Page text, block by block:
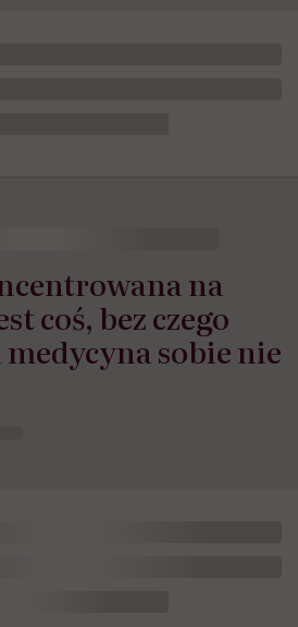
na
coś, bez czego
medycyna sobie nie